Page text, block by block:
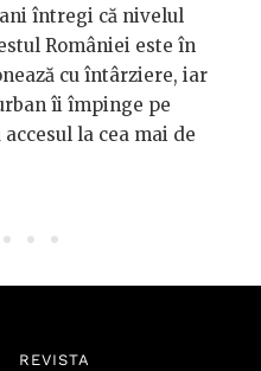
întregi că nivelul
României este în
cu întârziere, iar
îi împinge pe
la cea mai de
REVISTA